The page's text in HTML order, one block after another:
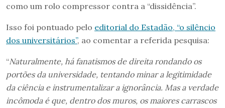
como um rolo compressor contra a “dissidência”.
Isso foi pontuado pelo editorial do Estadão, “o silêncio
dos universitários”, ao comentar a referida pesquisa:
“Naturalmente, há fanatismos de direita rondando os
portões da universidade, tentando minar a legitimidade
da ciência e instrumentalizar a ignorância. Mas a verdade
incômoda é que, dentro dos muros, os maiores carrascos